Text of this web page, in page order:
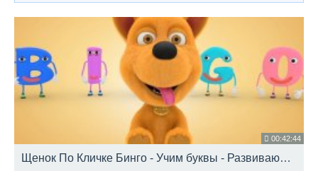
00:42:44
Щенок По Кличке Бинго - Учим буквы - Развивающие песни для детей